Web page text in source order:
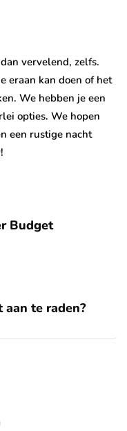
vervelend, zelfs.
eraan kan doen of het
We hebben je een
opties. We hopen
een rustige nacht
Budget
te raden?